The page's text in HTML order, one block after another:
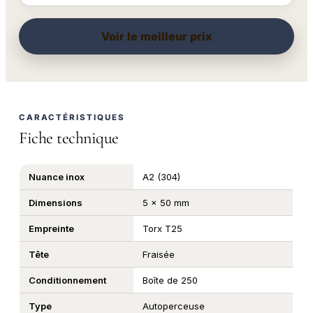
Voir le meilleur prix
CARACTÉRISTIQUES
Fiche technique
Nuance inox A2 (304)
Dimensions 5 x 50 mm
Empreinte Torx T25
Tête Fraisée
Conditionnement Boîte de 250
Type Autoperceuse